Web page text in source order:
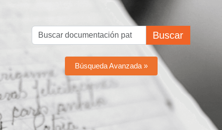
Buscar
Búsqueda Avanzada »